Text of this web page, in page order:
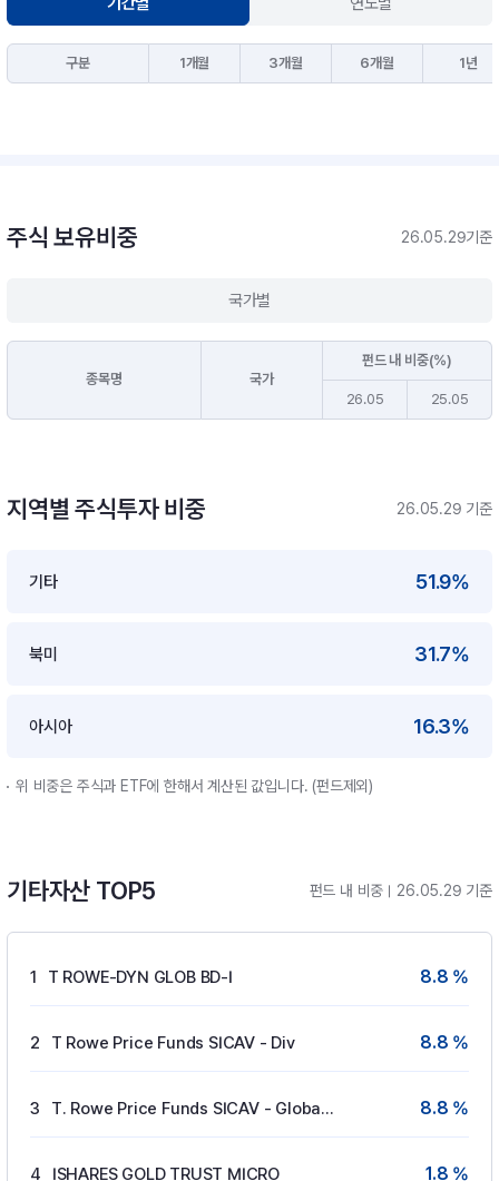
구분 1개월 3개월 6개월 1년
주식 보유비중 26.05.29기준
국가별
종목명 국가
펀드 내 비중(%)
26.05 25.05
지역별 주식투자 비중 26.05.29 기준
기타 51.9%
북미 31.7%
아시아 16.3%
위 비중은 주식과 ETF에 한해서 계산된 값입니다. (펀드제외)
기타자산 TOP5 펀드 내 비중 26.05.29 기준
1 T ROWE-DYN GLOB BD-I 8.8 %
2 T Rowe Price Funds SICAV - Div 8.8 %
3 T. Rowe Price Funds SICAV - Global Gove 8.8 %
4 ISHARES GOLD TRUST MICRO 1.8 %